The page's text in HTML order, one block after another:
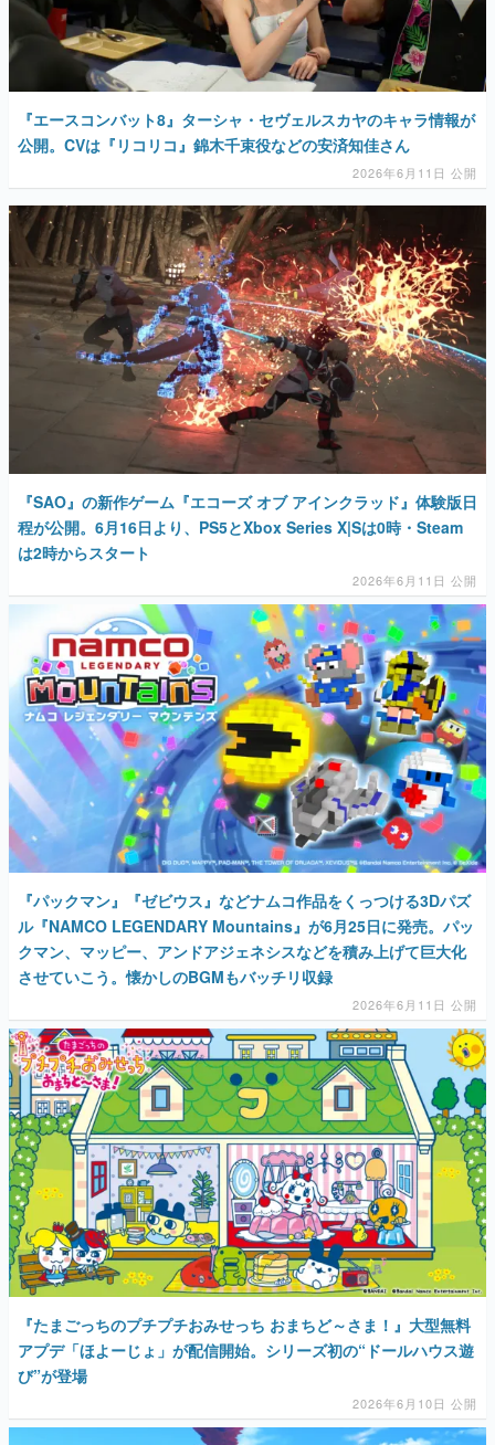
『エースコンバット8』ターシャ・セヴェルスカヤのキャラ情報が
公開。CVは『リコリコ』錦木千束役などの安済知佳さん
2026年6月11日 公開
『SAO』の新作ゲーム『エコーズ オブ アインクラッド』体験版日
程が公開。6月16日より、PS5とXbox Series X|Sは0時・Steam
は2時からスタート
2026年6月11日 公開
『パックマン』『ゼビウス』などナムコ作品をくっつける3Dパズ
ル『NAMCO LEGENDARY Mountains』が6月25日に発売。パッ
クマン、マッピー、アンドアジェネシスなどを積み上げて巨大化
させていこう。懐かしのBGMもバッチリ収録
2026年6月11日 公開
『たまごっちのプチプチおみせっち おまちど～さま！』大型無料
アプデ「ほよーじょ」が配信開始。シリーズ初の“ドールハウス遊
び”が登場
2026年6月10日 公開